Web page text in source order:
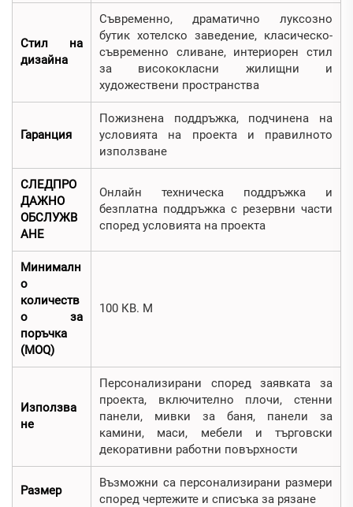
Стил на
дизайна
Съвременно, драматично луксозно
бутик хотелско заведение, класическо-
съвременно сливане, интериорен стил
за висококласни жилищни и
художествени пространства
Гаранция
Пожизнена поддръжка, подчинена на
условията на проекта и правилното
използване
СЛЕДПРО
ДАЖНО
ОБСЛУЖВ
АНЕ
Онлайн техническа поддръжка и
безплатна поддръжка с резервни части
според условията на проекта
Минималн
о
количеств
о за
поръчка
(MOQ)
100 КВ. М
Използва
не
Персонализирани според заявката за
проекта, включително плочи, стенни
панели, мивки за баня, панели за
камини, маси, мебели и търговски
декоративни работни повърхности
Размер
Възможни са персонализирани размери
според чертежите и списъка за рязане